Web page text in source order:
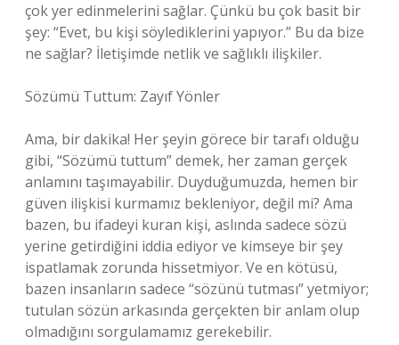
çok yer edinmelerini sağlar. Çünkü bu çok basit bir
şey: “Evet, bu kişi söylediklerini yapıyor.” Bu da bize
ne sağlar? İletişimde netlik ve sağlıklı ilişkiler.
Sözümü Tuttum: Zayıf Yönler
Ama, bir dakika! Her şeyin görece bir tarafı olduğu
gibi, “Sözümü tuttum” demek, her zaman gerçek
anlamını taşımayabilir. Duyduğumuzda, hemen bir
güven ilişkisi kurmamız bekleniyor, değil mi? Ama
bazen, bu ifadeyi kuran kişi, aslında sadece sözü
yerine getirdiğini iddia ediyor ve kimseye bir şey
ispatlamak zorunda hissetmiyor. Ve en kötüsü,
bazen insanların sadece “sözünü tutması” yetmiyor;
tutulan sözün arkasında gerçekten bir anlam olup
olmadığını sorgulamamız gerekebilir.